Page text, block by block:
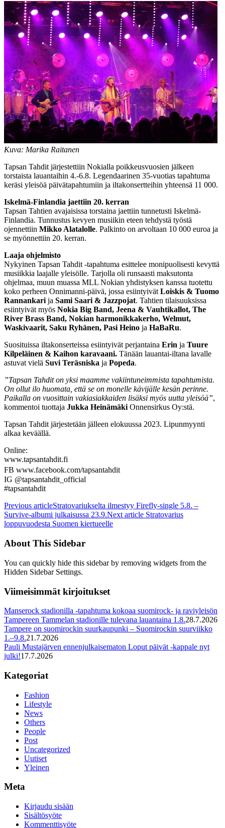
Kuva: Marika Raitanen
Tapsan Tahdit järjestettiin Nokialla poikkeusvuosien jälkeen
torstaista lauantaihin 4.-6.8. Legendaarinen 35-vuotias tapahtuma
keräsi yleisöä päivätapahtumiin ja iltakonsertteihin yhteensä 11 000.
Iskelmä-Finlandia jaettiin 20. kerran
Tapsan Tahtien avajaisissa torstaina jaettiin tunnetusti Iskelmä-
Finlandia. Tunnustus kevyen musiikin eteen tehdystä työstä
ojennettiin Mikko Alatalolle. Palkinto on arvoltaan 10 000 euroa ja
se myönnettiin 20. kerran.
Laaja ohjelmisto
Nykyinen Tapsan Tahdit -tapahtuma esittelee monipuolisesti kevyttä
musiikkia laajalle yleisölle. Tarjolla oli runsaasti maksutonta
ohjelmaa, muun muassa MLL Nokian yhdistyksen kanssa tuotettu
koko perheen Onnimanni-päivä, jossa esiintyivätLoiskis & Tuomo
Rannankarija Sami Saari & Jazzpojat. Tahtien tilaisuuksissa
esiintyivät myös Nokia Big Band, Jeena & Vauhtikallot, The
River Brass Band, Nokian harmonikkakerho, Welmut,
Waskivaarit, Saku Ryhänen, Pasi Heino ja HaBaRu.
Suosituissa iltakonserteissa esiintyivät perjantaina Erin ja Tuure
Kilpeläinen & Kaihon karavaani. Tänään lauantai-iltana lavalle
astuvat vielä Suvi Teräsniska ja Popeda.
”Tapsan Tahdit on yksi maamme vakiintuneimmista tapahtumista.
On ollut ilo huomata, että se on monelle kävijälle kesän perinne.
Paikalla on vuosittain vakiasiakkaiden lisäksi myös uutta yleisöä”,
kommentoi tuottaja Jukka HeinämäkiOnnensirkus Oy:stä.
Tapsan Tahdit järjestetään jälleen elokuussa 2023. Lipunmyynti
alkaa keväällä.
Online:
www.tapsantahdit.fi
FB www.facebook.com/tapsantahdit
IG @tapsantahdit_official
#tapsantahdit
Previous articleStratovariukselta ilmestyy Firefly-single 5.8. –
Survive-albumi julkaisussa 23.9.Next article Stratovarius
loppuvuodesta Suomen kiertueelle
About This Sidebar
You can quickly hide this sidebar by removing widgets from the
Hidden Sidebar Settings.
Viimeisimmät kirjoitukset
Manserock stadionilla -tapahtuma kokoaa suomirock- ja raviyleisön
Tampereen Tammelan stadionille tulevana lauantaina 1.8.28.7.2026
Tampere on suomirockin suurkaupunki – Suomirockin suurviikko
1.–9.8.21.7.2026
Pauli Mustajärven ennenjulkaisematon Loput päivät -kappale nyt
julki!17.7.2026
Kategoriat
Fashion
Lifestyle
News
Others
People
Post
Uncategorized
Uutiset
Yleinen
Meta
Kirjaudu sisään
Sisältösyöte
Kommenttisyöte